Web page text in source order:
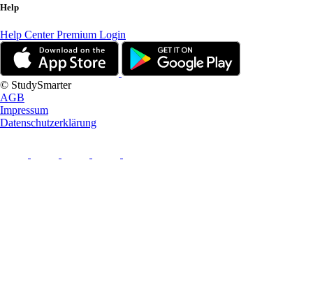
Help
Help CenterPremium Login
© StudySmarter
AGB
Impressum
Datenschutzerklärung